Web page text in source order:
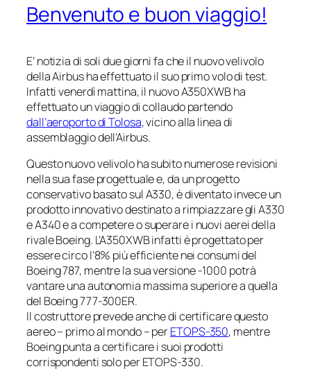
Benvenuto e buon viaggio!
E’ notizia di soli due giorni fa che il nuovo velivolo
della Airbus ha effettuato il suo primo volo di test.
Infatti venerdì mattina, il nuovo A350XWB ha
effettuato un viaggio di collaudo partendo
dall’aeroporto di Tolosa, vicino alla linea di
assemblaggio dell’Airbus.
Questo nuovo velivolo ha subito numerose revisioni
nella sua fase progettuale e, da un progetto
conservativo basato sul A330, è diventato invece un
prodotto innovativo destinato a rimpiazzare gli A330
e A340 e a competere o superare i nuovi aerei della
rivale Boeing. L’A350XWB infatti è progettato per
essere circo l’8% più efficiente nei consumi del
Boeing 787, mentre la sua versione-1000 potrà
vantare una autonomia massima superiore a quella
del Boeing 777-300ER.
Il costruttore prevede anche di certificare questo
aereo – primo al mondo – perETOPS-350, mentre
Boeing punta a certificare i suoi prodotti
corrispondenti solo per ETOPS-330.